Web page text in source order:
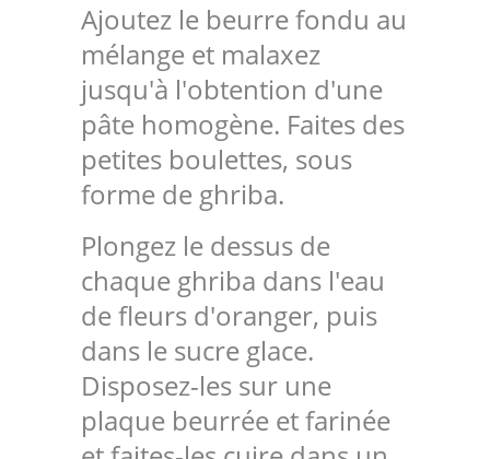
Ajoutez le beurre fondu au
mélange et malaxez
jusqu'à l'obtention d'une
pâte homogène. Faites des
petites boulettes, sous
forme de ghriba.
Plongez le dessus de
chaque ghriba dans l'eau
de fleurs d'oranger, puis
dans le sucre glace.
Disposez-les sur une
plaque beurrée et farinée